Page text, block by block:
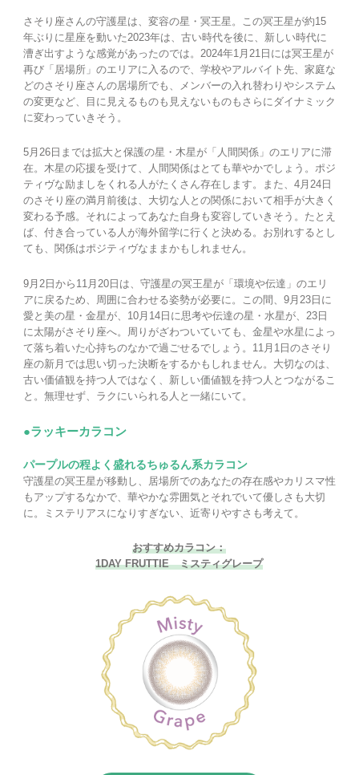
さそり座さんの守護星は、変容の星・冥王星。この冥王星が約15
年ぶりに星座を動いた2023年は、古い時代を後に、新しい時代に
漕ぎ出すような感覚があったのでは。2024年1月21日には冥王星が
再び「居場所」のエリアに入るので、学校やアルバイト先、家庭な
どのさそり座さんの居場所でも、メンバーの入れ替わりやシステム
の変更など、目に見えるものも見えないものもさらにダイナミック
に変わっていきそう。
5月26日までは拡大と保護の星・木星が「人間関係」のエリアに滞
在。木星の応援を受けて、人間関係はとても華やかでしょう。ポジ
ティヴな励ましをくれる人がたくさん存在します。また、4月24日
のさそり座の満月前後は、大切な人との関係において相手が大きく
変わる予感。それによってあなた自身も変容していきそう。たとえ
ば、付き合っている人が海外留学に行くと決める。お別れするとし
ても、関係はポジティヴなままかもしれません。
9月2日から11月20日は、守護星の冥王星が「環境や伝達」のエリ
アに戻るため、周囲に合わせる姿勢が必要に。この間、9月23日に
愛と美の星・金星が、10月14日に思考や伝達の星・水星が、23日
に太陽がさそり座へ。周りがざわついていても、金星や水星によっ
て落ち着いた心持ちのなかで過ごせるでしょう。11月1日のさそり
座の新月では思い切った決断をするかもしれません。大切なのは、
古い価値観を持つ人ではなく、新しい価値観を持つ人とつながるこ
と。無理せず、ラクにいられる人と一緒にいて。
●ラッキーカラコン
パープルの程よく盛れるちゅるん系カラコン
守護星の冥王星が移動し、居場所でのあなたの存在感やカリスマ性
もアップするなかで、華やかな雰囲気とそれでいて優しさも大切
に。ミステリアスになりすぎない、近寄りやすさも考えて。
おすすめカラコン：
1DAY FRUTTIE ミスティグレープ